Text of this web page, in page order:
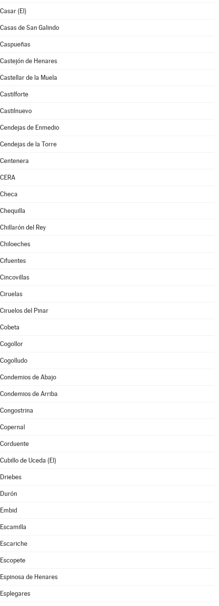
Casar (El)
Casas de San Galindo
Caspueñas
Castejón de Henares
Castellar de la Muela
Castilforte
Castilnuevo
Cendejas de Enmedio
Cendejas de la Torre
Centenera
CERA
Checa
Chequilla
Chillarón del Rey
Chiloeches
Cifuentes
Cincovillas
Ciruelas
Ciruelos del Pinar
Cobeta
Cogollor
Cogolludo
Condemios de Abajo
Condemios de Arriba
Congostrina
Copernal
Corduente
Cubillo de Uceda (El)
Driebes
Durón
Embid
Escamilla
Escariche
Escopete
Espinosa de Henares
Esplegares